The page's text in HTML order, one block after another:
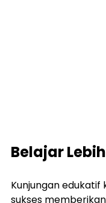
Belajar
Kunjungan edukatif
sukses